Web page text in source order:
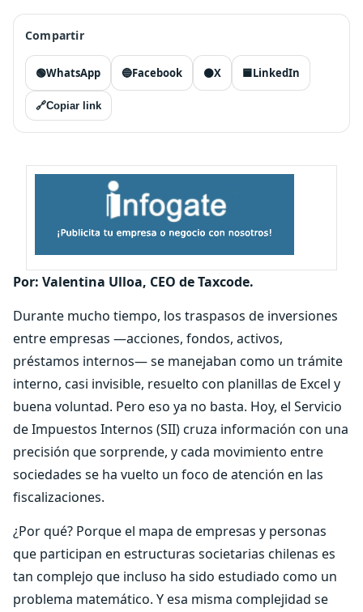
Compartir
🟢WhatsApp 🔵Facebook ⚫X 🟦LinkedIn
🔗Copiar link
Por: Valentina Ulloa, CEO deTaxcode.
Durante mucho tiempo, los traspasos de inversiones
entre empresas —acciones, fondos, activos,
préstamos internos— se manejaban como un trámite
interno, casi invisible, resuelto con planillas de Excel y
buena voluntad. Pero eso ya no basta. Hoy, el Servicio
de Impuestos Internos (SII) cruza información con una
precisión que sorprende, y cada movimiento entre
sociedades se ha vuelto un foco de atención en las
fiscalizaciones.
¿Por qué? Porque el mapa de empresas y personas
que participan en estructuras societarias chilenas es
tan complejo que incluso ha sido estudiado como un
problema matemático. Y esa misma complejidad se